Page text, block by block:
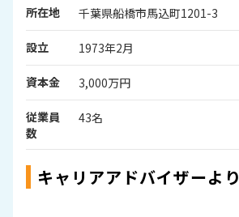
所在地 千葉県船橋市馬込町1201-3
設立 1973年2月
資本金 3,000万円
従業員
数
43名
キャリアアドバイザーより